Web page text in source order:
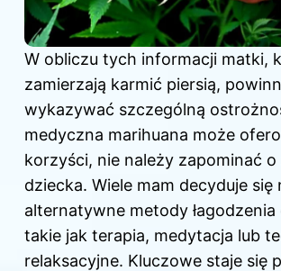
W obliczu tych informacji matki,
zamierzają karmić piersią,
wykazywać szczególną
medyczna marihuana może
korzyści, nie należy zapominać
dziecka. Wiele mam decyduje się
alternatywne metody
takie jak terapia, medytacja lub
relaksacyjne. Kluczowe staje się